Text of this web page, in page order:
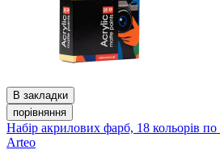
В закладки
порівняння
Набір акрилових фарб, 18 кольорів
Arteo